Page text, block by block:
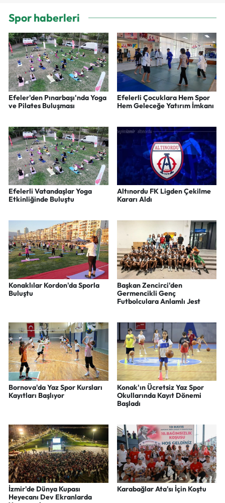
Spor haberleri
Efeler'den Pınarbaşı'nda Yoga
ve Pilates Buluşması
Efelerli Çocuklara Hem Spor
Hem Geleceğe Yatırım İmkanı
Efelerli Vatandaşlar Yoga
Etkinliğinde Buluştu
Altınordu FK Ligden Çekilme
Kararı Aldı
Konaklılar Kordon'da Sporla
Buluştu
Başkan Zencirci'den
Germencikli Genç
Futbolculara Anlamlı Jest
Bornova'da Yaz Spor Kursları
Kayıtları Başlıyor
Konak'ın Ücretsiz Yaz Spor
Okullarında Kayıt Dönemi
Başladı
İzmir'de Dünya Kupası
Heyecanı Dev Ekranlarda
Karabağlar Ata'sı İçin Koştu